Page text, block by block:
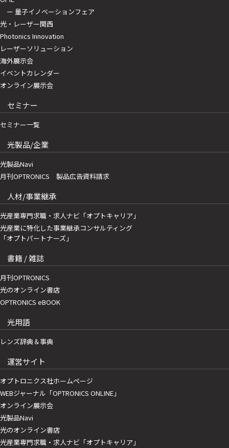
ー 量子イノベーションフェア
光・レーザー関西
Photonics Innovation
レーザーソリューション
海外展示会
イベントカレンダー
オンライン展示会
セミナー
セミナー一覧
光製品/企業
光製品Navi
月刊OPTRONICS 製品広告資料請求
人材/事業継承
光産業専門求職・求人ナビ「オプトキャリア」
光産業に特化した事業継承コンサルティング
「オプトパートナーズ」
書籍 / 雑誌
月刊OPTRONICS
光のオンライン書店
OPTRONICS eBOOK
光用語
レンズ辞典＆事典
運営サイト
オプトロニクス社ホームページ
WEBジャーナル「OPTRONICS ONLINE」
オンライン展示会
光製品Navi
光のオンライン書店
光産業専門求職・求人ナビ「オプトキャリア」